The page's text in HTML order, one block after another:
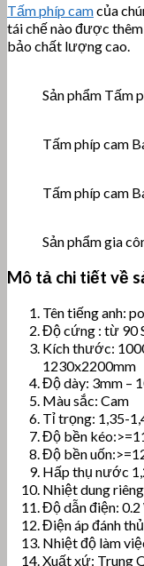
Tấm phíp camcủa
tái chế nào được
bảo chất lượng cao.
Sản phẩm Tấm
Tấm phíp cam
Tấm phíp cam
Sản phẩm gia
Mô tả chi tiết về
Tên tiếng anh:
Độ cứng : từ 90
Kích thước:
1230x2200mm
Độ dày: 3mm –
Màu sắc: Cam
Tỉ trọng: 1,35-
Độ bền
Độ bền
Hấp thụ nước
Nhiệt dung
Độ dẫn điện: 0.2
Điện áp đánh
Nhiệt độ làm
Xuất xứ: Trung